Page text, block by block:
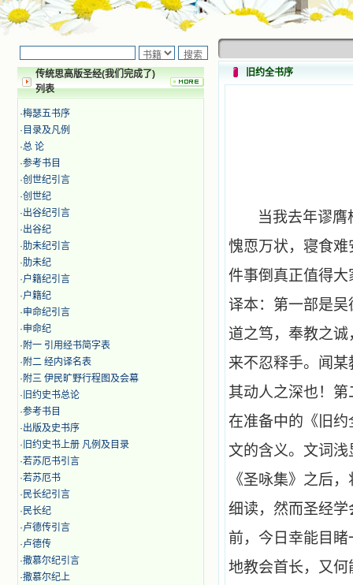
传统思高版圣经(我们完成了)
列表
·梅瑟五书序
· 目录及凡例
·总 论
·参考书目
·创世纪引言
·创世纪
·出谷纪引言
·出谷纪
·肋未纪引言
·肋未纪
·户籍纪引言
·户籍纪
·申命纪引言
·申命纪
· 附一 引用经书简字表
· 附二 经内译名表
· 附三 伊民旷野行程图及会幕
· 旧约史书总论
·参考书目
·出版及史书序
· 旧约史书上册 凡例及目录
·若苏厄书引言
·若苏厄书
· 民长纪引言
· 民长纪
·卢德传引言
·卢德传
·撒慕尔纪引言
·撒慕尔纪上
旧约全书序
当我去年谬
愧恧万状，寝食
件事倒真正值得
译本：第一部是
道之笃，奉教之
来不忍释手。闻
其动人之深也！
在准备中的《旧
文的含义。文词
《圣咏集》之后
细读，然而圣经
前，今日幸能目
地教会首长，又